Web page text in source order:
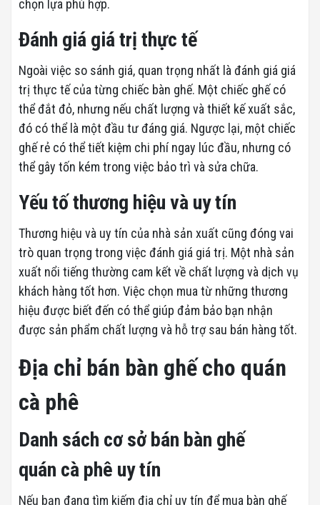
chọn lựa phù hợp.
Đánh giá giá trị thực tế
Ngoài việc so sánh giá, quan trọng nhất là đánh giá giá
trị thực tế của từng chiếc bàn ghế. Một chiếc ghế có
thể đắt đỏ, nhưng nếu chất lượng và thiết kế xuất sắc,
đó có thể là một đầu tư đáng giá. Ngược lại, một chiếc
ghế rẻ có thể tiết kiệm chi phí ngay lúc đầu, nhưng có
thể gây tốn kém trong việc bảo trì và sửa chữa.
Yếu tố thương hiệu và uy tín
Thương hiệu và uy tín của nhà sản xuất cũng đóng vai
trò quan trọng trong việc đánh giá giá trị. Một nhà sản
xuất nổi tiếng thường cam kết về chất lượng và dịch vụ
khách hàng tốt hơn. Việc chọn mua từ những thương
hiệu được biết đến có thể giúp đảm bảo bạn nhận
được sản phẩm chất lượng và hỗ trợ sau bán hàng tốt.
Địa chỉ bán bàn ghế cho quán
cà phê
Danh sách cơ sở bán bàn ghế
quán cà phê uy tín
Nếu bạn đang tìm kiếm địa chỉ uy tín để mua bàn ghế